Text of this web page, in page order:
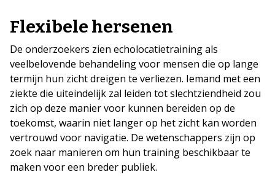
Flexibele hersenen
De onderzoekers zien echolocatietraining als
veelbelovende behandeling voor mensen die op lange
termijn hun zicht dreigen te verliezen. Iemand met een
ziekte die uiteindelijk zal leiden tot slechtziendheid zou
zich op deze manier voor kunnen bereiden op de
toekomst, waarin niet langer op het zicht kan worden
vertrouwd voor navigatie. De wetenschappers zijn op
zoek naar manieren om hun training beschikbaar te
maken voor een breder publiek.